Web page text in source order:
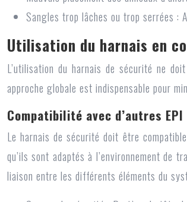
Sangles trop lâches ou trop serrées :
Utilisation du harnais en
L’utilisation du harnais de sécurité ne
approche globale est indispensable pour
Compatibilité avec d’autres EPI
Le harnais de sécurité doit être
qu’ils sont adaptés à l’environnement de
liaison entre les différents éléments du